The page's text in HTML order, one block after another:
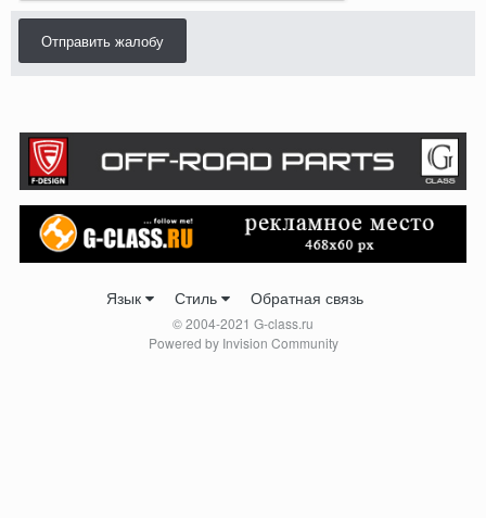
Отправить жалобу
Язык Стиль Обратная связь
© 2004-2021 G-class.ru
Powered by Invision Community